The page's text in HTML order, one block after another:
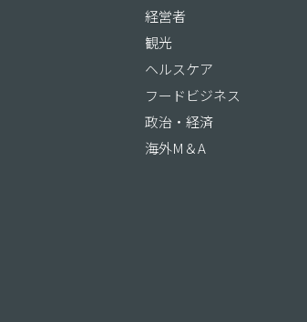
経営者
観光
ヘルスケア
フードビジネス
政治・経済
海外M＆A